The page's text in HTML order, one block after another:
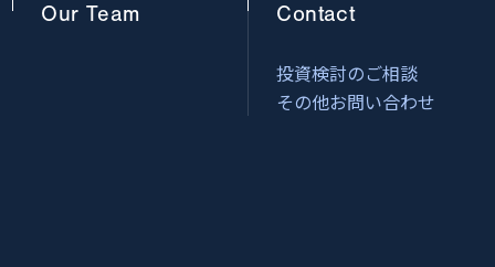
Our Team Contact
投資検討のご相談
その他お問い合わせ